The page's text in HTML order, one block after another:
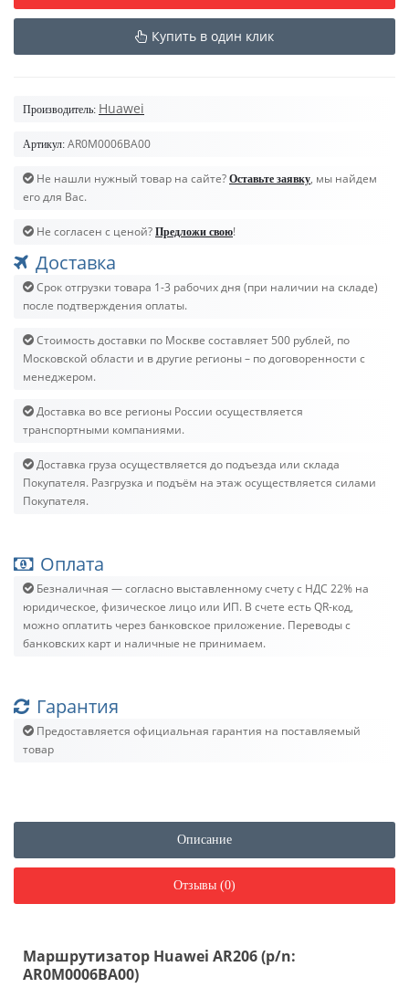
Купить в один клик
Производитель: Huawei
Артикул: AR0M0006BA00
Не нашли нужный товар на сайте? Оставьте заявку, мы найдем
его для Вас.
Не согласен с ценой? Предложи свою!
Доставка
Срок отгрузки товара 1-3 рабочих дня (при наличии на складе)
после подтверждения оплаты.
Стоимость доставки по Москве составляет 500 рублей, по
Московской области и в другие регионы – по договоренности с
менеджером.
Доставка во все регионы России осуществляется
транспортными компаниями.
Доставка груза осуществляется до подъезда или склада
Покупателя. Разгрузка и подъём на этаж осуществляется силами
Покупателя.
Оплата
Безналичная — согласно выставленному счету c НДС 22% на
юридическое, физическое лицо или ИП. В счете есть QR-код,
можно оплатить через банковское приложение. Переводы с
банковских карт и наличные не принимаем.
Гарантия
Предоставляется официальная гарантия на поставляемый
товар
Описание
Отзывы (0)
Маршрутизатор Huawei AR206 (p/n:
AR0M0006BA00)